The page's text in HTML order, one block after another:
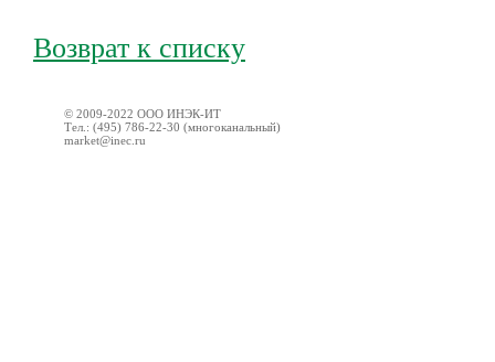
Возврат к списку
© 2009-2022 ООО ИНЭК-ИТ
Тел.: (495) 786-22-30 (многоканальный)
market@inec.ru